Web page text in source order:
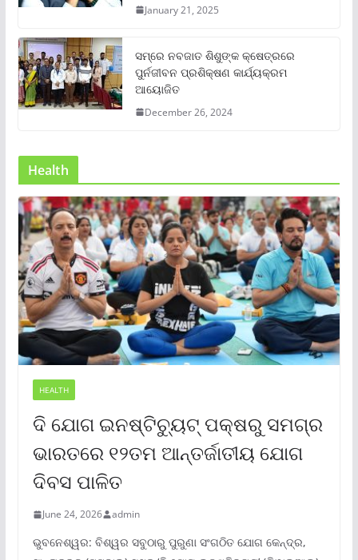
January 21, 2025
ସମ୍‌ରେ ନବଜାତ ଶିଶୁଙ୍କ କ୍ଷେତ୍ରରେ
ପୁର୍ନଜୀବନ ପ୍ରଶିକ୍ଷଣ କାର୍ଯ୍ୟକ୍ରମ
ଆୟୋଜିତ
December 26, 2024
Health
HEALTH
ଦି ଯୋଗ ଇନଷ୍ଟିଚ୍ୟୁଟ୍ ପକ୍ଷରୁ ସମଗ୍ର
ଭାରତରେ ୧୨ତମ ଆନ୍ତର୍ଜାତୀୟ ଯୋଗ
ଦିବସ ପାଳିତ
June 24, 2026 admin
ଭୁବନେଶ୍ୱର: ବିଶ୍ୱର ସବୁଠାରୁ ପୁରୁଣା ସଂଗଠିତ ଯୋଗ କେନ୍ଦ୍ର,